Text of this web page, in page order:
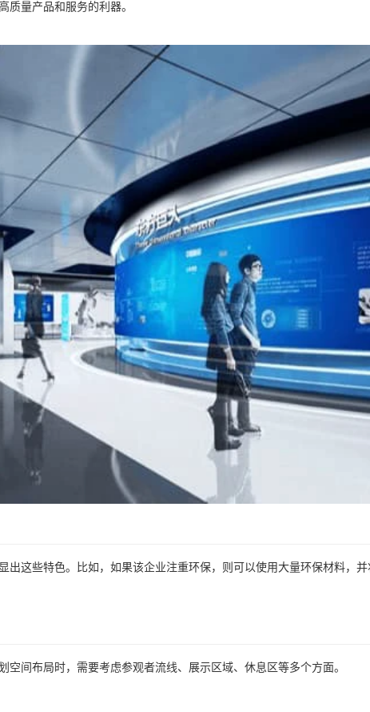
质量产品和服务的利器。
出这些特色。比如，如果该企业注重环保，则可以使用大量环保材料，并
间布局时，需要考虑参观者流线、展示区域、休息区等多个方面。